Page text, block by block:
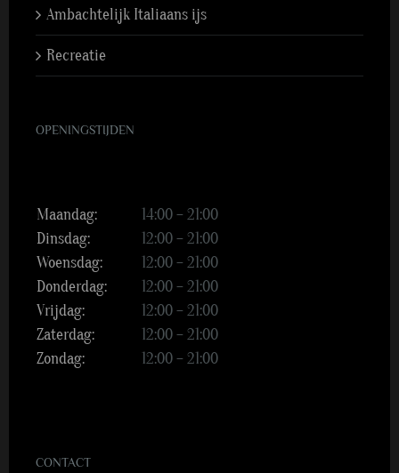
Ambachtelijk Italiaans ijs
Recreatie
OPENINGSTIJDEN
Maandag:
14:00 – 21:00
Dinsdag:
12:00 – 21:00
Woensdag:
12:00 – 21:00
Donderdag:
12:00 – 21:00
Vrijdag:
12:00 – 21:00
Zaterdag:
12:00 – 21:00
Zondag:
12:00 – 21:00
CONTACT